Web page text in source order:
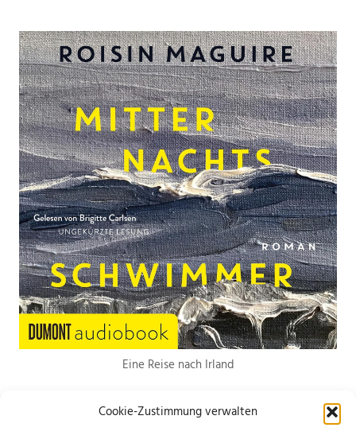
Cookie-Zustimmung verwalten
Eine Reise nach Irland